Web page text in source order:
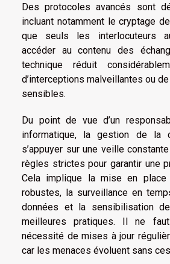
Des protocoles avancés sont
incluant notamment le cryptage
que seuls les interlocuteurs
accéder au contenu des
technique réduit
d’interceptions malveillantes ou
sensibles.
Du point de vue d’un
informatique, la gestion de la
s’appuyer sur une veille
règles strictes pour garantir une
Cela implique la mise en place
robustes, la surveillance en
données et la sensibilisation
meilleures pratiques. Il ne
nécessité de mises à jour
car les menaces évoluent sans